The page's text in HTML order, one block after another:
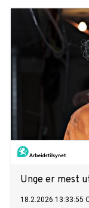
Unge er mest
18.2.2026 13:33:55